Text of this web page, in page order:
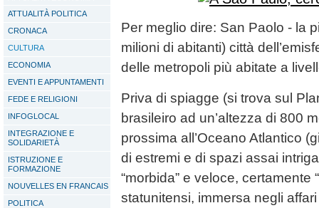
ATTUALITÀ POLITICA
CRONACA
CULTURA
ECONOMIA
EVENTI E APPUNTAMENTI
FEDE E RELIGIONI
INFOGLOCAL
INTEGRAZIONE E
SOLIDARIETÀ
ISTRUZIONE E
FORMAZIONE
NOUVELLES EN FRANCAIS
POLITICA
Per meglio dire: San Paolo - la
milioni di abitanti) città
delle metropoli più abitate a
Priva di spiagge (si trova sul
brasileiro ad un’altezza di 800
prossima all’Oceano Atlantico
di estremi e di spazi assai
“morbida” e veloce, certamente
statunitensi, immersa negli